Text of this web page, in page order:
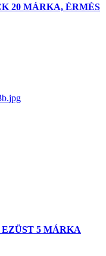
20 MÁRKA, ÉRMÉS
EZÜST 5 MÁRKA